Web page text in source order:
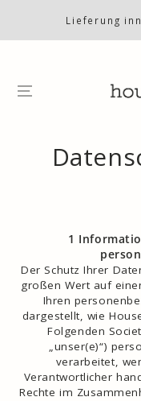
SPRINGENLieferung
1
Der Schutz Ihrer
großen Wert auf
Ihren
dargestellt, wie
Folgenden
„unser(e)“)
verarbeitet,
Verantwortlicher
Rechte im